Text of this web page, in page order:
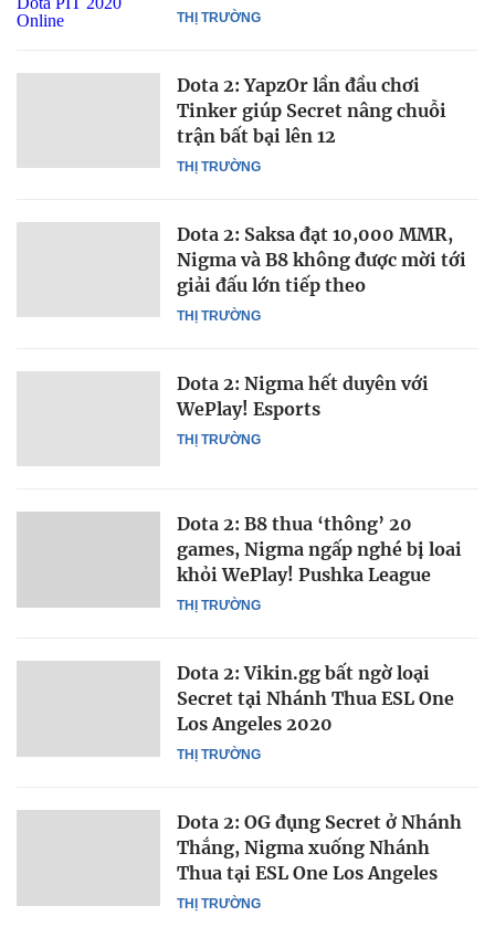
THỊ TRƯỜNG
THỊ TRƯỜNG
Dota 2: YapzOr lần đầu chơi
Tinker giúp Secret nâng chuỗi
trận bất bại lên 12
THỊ TRƯỜNG
Dota 2: Saksa đạt 10,000 MMR,
Nigma và B8 không được mời tới
giải đấu lớn tiếp theo
THỊ TRƯỜNG
Dota 2: Nigma hết duyên với
WePlay! Esports
THỊ TRƯỜNG
Dota 2: B8 thua ‘thông’ 20
games, Nigma ngấp nghé bị loai
khỏi WePlay! Pushka League
THỊ TRƯỜNG
Dota 2: Vikin.gg bất ngờ loại
Secret tại Nhánh Thua ESL One
Los Angeles 2020
THỊ TRƯỜNG
Dota 2: OG đụng Secret ở Nhánh
Thắng, Nigma xuống Nhánh
Thua tại ESL One Los Angeles